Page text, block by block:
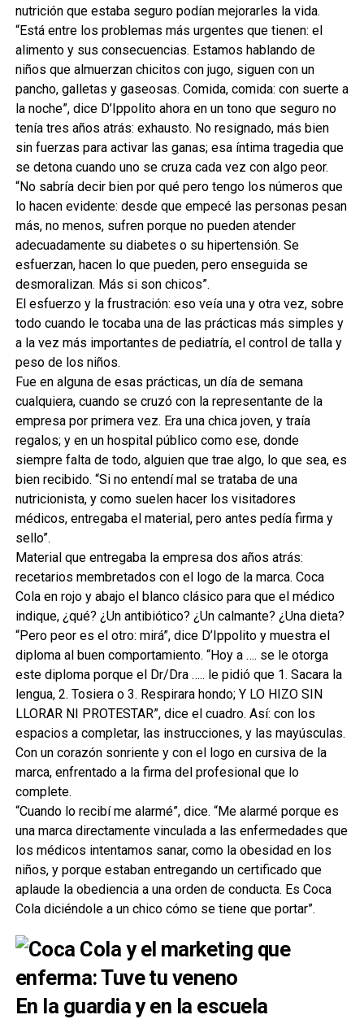
nutrición que estaba seguro podían mejorarles la vida.
“Está entre los problemas más urgentes que tienen: el
alimento y sus consecuencias. Estamos hablando de
niños que almuerzan chicitos con jugo, siguen con un
pancho, galletas y gaseosas. Comida, comida: con suerte a
la noche”, dice D’Ippolito ahora en un tono que seguro no
tenía tres años atrás: exhausto. No resignado, más bien
sin fuerzas para activar las ganas; esa íntima tragedia que
se detona cuando uno se cruza cada vez con algo peor.
“No sabría decir bien por qué pero tengo los números que
lo hacen evidente: desde que empecé las personas pesan
más, no menos, sufren porque no pueden atender
adecuadamente su diabetes o su hipertensión. Se
esfuerzan, hacen lo que pueden, pero enseguida se
desmoralizan. Más si son chicos”.
El esfuerzo y la frustración: eso veía una y otra vez, sobre
todo cuando le tocaba una de las prácticas más simples y
a la vez más importantes de pediatría, el control de talla y
peso de los niños.
Fue en alguna de esas prácticas, un día de semana
cualquiera, cuando se cruzó con la representante de la
empresa por primera vez. Era una chica joven, y traía
regalos; y en un hospital público como ese, donde
siempre falta de todo, alguien que trae algo, lo que sea, es
bien recibido. “Si no entendí mal se trataba de una
nutricionista, y como suelen hacer los visitadores
médicos, entregaba el material, pero antes pedía firma y
sello”.
Material que entregaba la empresa dos años atrás:
recetarios membretados con el logo de la marca. Coca
Cola en rojo y abajo el blanco clásico para que el médico
indique, ¿qué? ¿Un antibiótico? ¿Un calmante? ¿Una dieta?
“Pero peor es el otro: mirá”, dice D’Ippolito y muestra el
diploma al buen comportamiento. “Hoy a …. se le otorga
este diploma porque el Dr/Dra ….. le pidió que 1. Sacara la
lengua, 2. Tosiera o 3. Respirara hondo; Y LO HIZO SIN
LLORAR NI PROTESTAR”, dice el cuadro. Así: con los
espacios a completar, las instrucciones, y las mayúsculas.
Con un corazón sonriente y con el logo en cursiva de la
marca, enfrentado a la firma del profesional que lo
complete.
“Cuando lo recibí me alarmé”, dice. “Me alarmé porque es
una marca directamente vinculada a las enfermedades que
los médicos intentamos sanar, como la obesidad en los
niños, y porque estaban entregando un certificado que
aplaude la obediencia a una orden de conducta. Es Coca
Cola diciéndole a un chico cómo se tiene que portar”.
En la guardia y en la escuela